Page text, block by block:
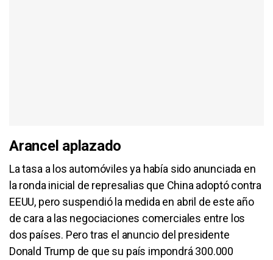
Arancel aplazado
La tasa a los automóviles ya había sido anunciada en
la ronda inicial de represalias que China adoptó contra
EEUU, pero suspendió la medida en abril de este año
de cara a las negociaciones comerciales entre los
dos países. Pero tras el anuncio del presidente
Donald Trump de que su país impondrá 300.000